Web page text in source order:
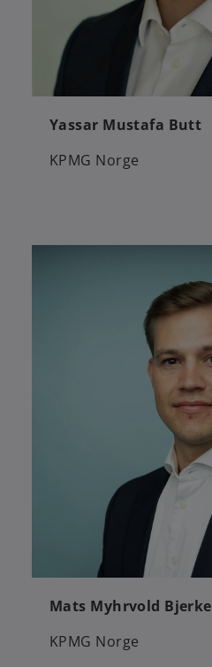
Yassar Mustafa Butt
KPMG Norge
Mats Myhrvold Bjerke
KPMG Norge